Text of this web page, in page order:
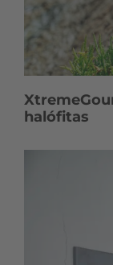
halófitas